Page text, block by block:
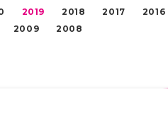
2019 2018 2017 2016
2009 2008